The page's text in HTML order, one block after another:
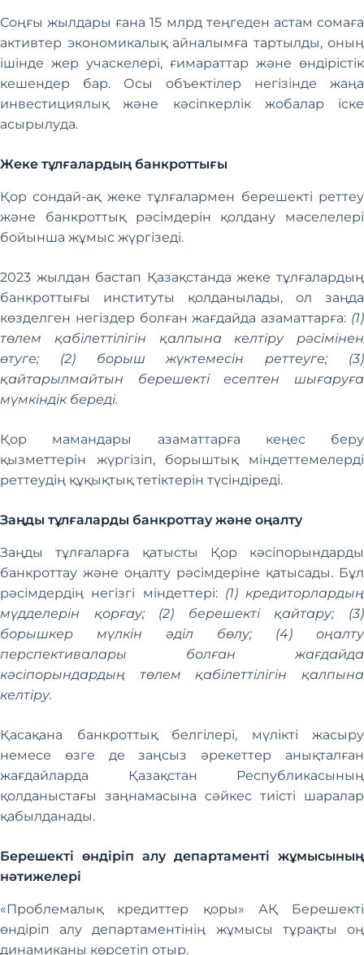
Соңғы жылдары ғана 15 млрд теңгеден астам сомаға
активтер экономикалық айналымға тартылды, оның
ішінде жер учаскелері, ғимараттар және өндірістік
кешендер бар. Осы объектілер негізінде жаңа
инвестициялық және кәсіпкерлік жобалар іске
асырылуда.
Жеке тұлғалардың банкроттығы
Қор сондай-ақ жеке тұлғалармен берешекті реттеу
және банкроттық рәсімдерін қолдану мәселелері
бойынша жұмыс жүргізеді.
2023 жылдан бастап Қазақстанда жеке тұлғалардың
банкроттығы институты қолданылады, ол заңда
көзделген негіздер болған жағдайда азаматтарға: (1)
төлем қабілеттілігін қалпына келтіру рәсімінен
өтуге; (2) борыш жүктемесін реттеуге; (3)
қайтарылмайтын берешекті есептен шығаруға
мүмкіндік береді.
Қор мамандары азаматтарға кеңес беру
қызметтерін жүргізіп, борыштық міндеттемелерді
реттеудің құқықтық тетіктерін түсіндіреді.
Заңды тұлғаларды банкроттау және оңалту
Заңды тұлғаларға қатысты Қор кәсіпорындарды
банкроттау және оңалту рәсімдеріне қатысады. Бұл
рәсімдердің негізгі міндеттері: (1) кредиторлардың
мүдделерін қорғау; (2) берешекті қайтару; (3)
борышкер мүлкін әділ бөлу; (4) оңалту
перспективалары болған жағдайда
кәсіпорындардың төлем қабілеттілігін қалпына
келтіру.
Қасақана банкроттық белгілері, мүлікті жасыру
немесе өзге де заңсыз әрекеттер анықталған
жағдайларда Қазақстан Республикасының
қолданыстағы заңнамасына сәйкес тиісті шаралар
қабылданады.
Берешекті өндіріп алу департаменті жұмысының
нәтижелері
«Проблемалық кредиттер қоры» АҚ Берешекті
өндіріп алу департаментінің жұмысы тұрақты оң
динамиканы көрсетіп отыр.